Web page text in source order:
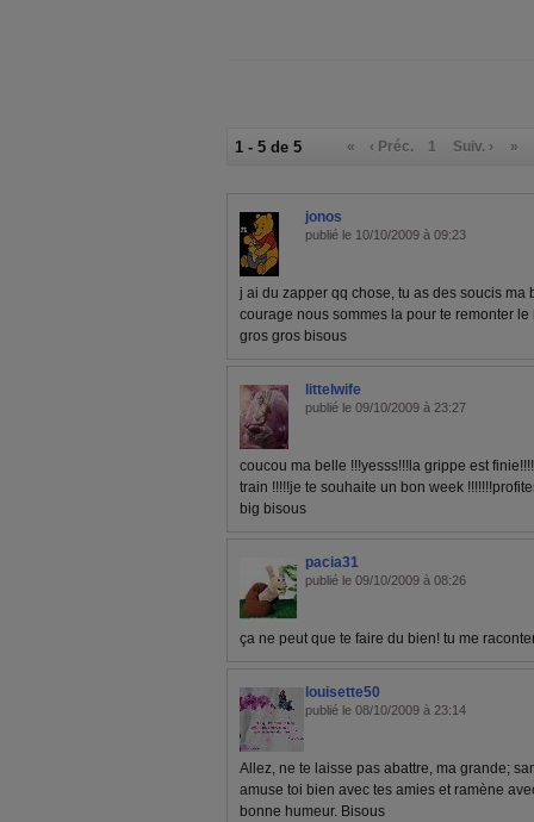
1 - 5 de 5 « ‹ Préc. 1 Suiv. › »
jonos
publié le 10/10/2009 à 09:23
j ai du zapper qq chose, tu as des soucis
courage nous sommes la pour te remonter le
gros gros bisous
littelwife
publié le 09/10/2009 à 23:27
coucou ma belle !!!yesss!!!la grippe est
train !!!!!je te souhaite un bon week
big bisous
pacia31
publié le 09/10/2009 à 08:26
ça ne peut que te faire du bien! tu me
louisette50
publié le 08/10/2009 à 23:14
Allez, ne te laisse pas abattre, ma grande;
amuse toi bien avec tes amies et ramène
bonne humeur. Bisous